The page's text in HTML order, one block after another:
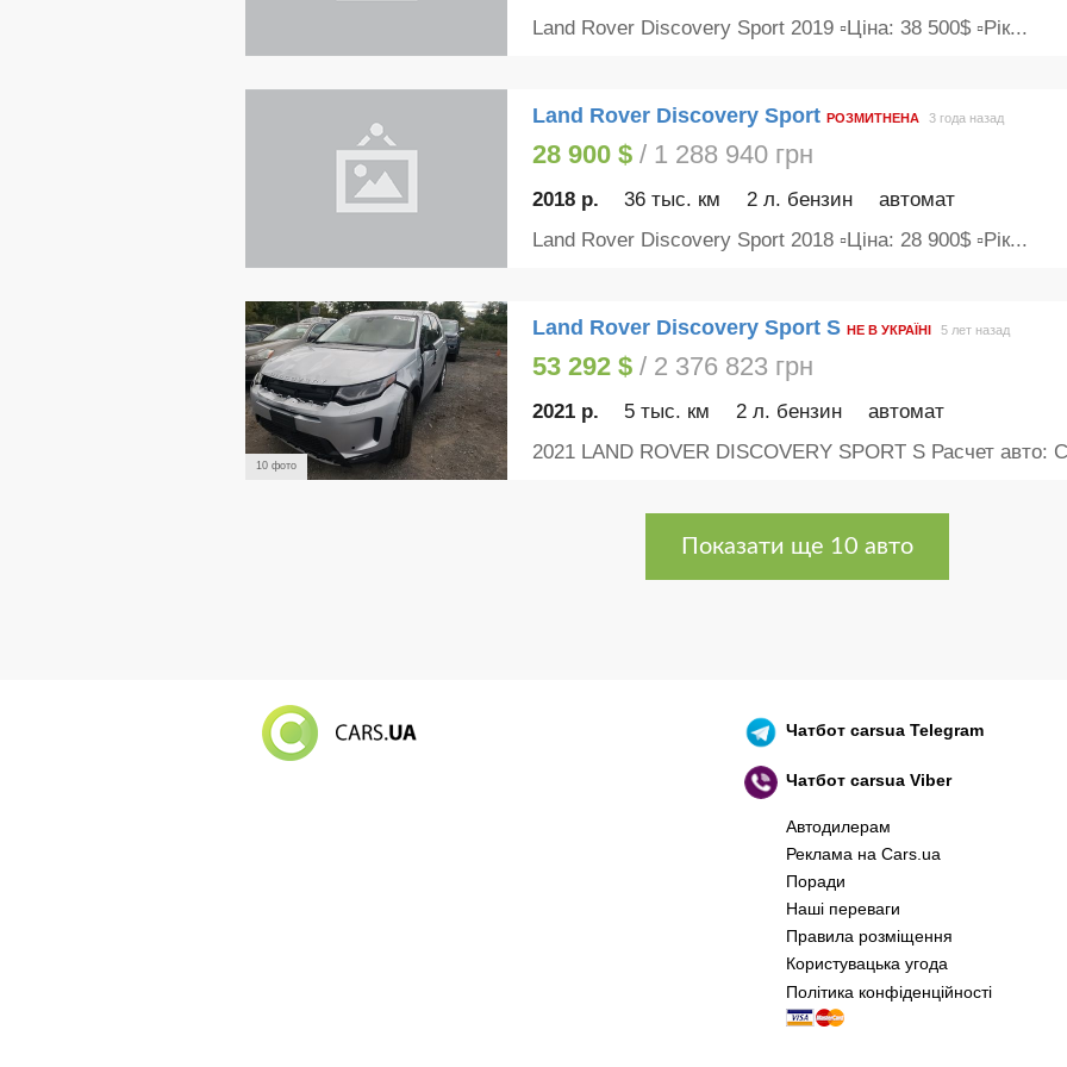
Російський воєнний корабель, іди нах..й! 🇷🇺 🚢 🖕 PS:
Land Rover Discovery Sport 2019 ▫️Ціна: 38 500$ ▫️Рік...
Land Rover Discovery Sport РОЗМИТНЕНА 3 года назад
28 900 $/ 1 288 940 грн
2018 р. 36 тыс. км 2 л. бензин автомат
Land Rover Discovery Sport 2018 ▫️Ціна: 28 900$ ▫️Рік...
10 фото
Land Rover Discovery Sport S НЕ В УКРАЇНІ 5 лет назад
53 292 $/ 2 376 823 грн
2021 р. 5 тыс. км 2 л. бензин автомат
2021 LAND ROVER DISCOVERY SPORT S Расчет авто:
Показати ще 10 авто
Чатботcarsua Telegram
Чатботcarsua Viber
Автодилерам
Реклама на Cars.ua
Поради
Наші переваги
Правила розміщення
Користувацька угода
Політика конфіденційності